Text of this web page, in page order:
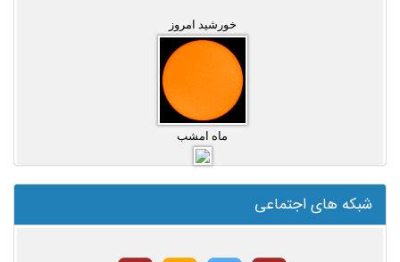
خورشید امروز
ماه امشب
شبکه های اجتماعی